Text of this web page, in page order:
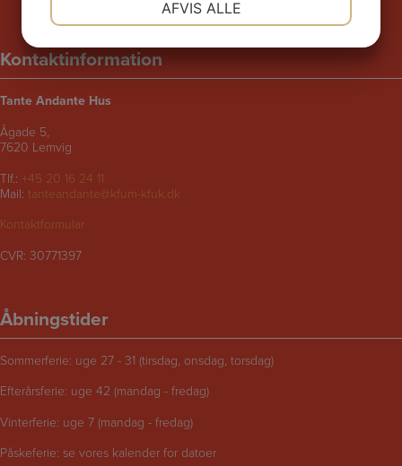
Kontaktinformation
Tante Andante Hus
Ågade 5,
7620 Lemvig
Tlf.: +45 20 16 24 11
Mail: tanteandante@kfum-kfuk.dk
Kontaktformular
CVR: 30771397
Åbningstider
Sommerferie: uge 27 - 31 (tirsdag, onsdag, torsdag)
Efterårsferie: uge 42 (mandag - fredag)
Vinterferie: uge 7 (mandag - fredag)
Påskeferie: se vores kalender for datoer
MARKETING
AFVIS ALLE